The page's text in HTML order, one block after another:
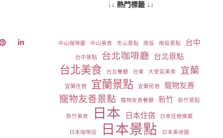
↓↓ 熱門標籤 ↓↓
中山咖啡廳 中山美食 冬山景點 南投 南投景點 台中
台中景點 台北咖啡廳 台北景點
台北美食 台北餐廳 台東 大安區美食 宜蘭
宜蘭住宿 宜蘭景點 宜蘭民宿 寵物友善
寵物友善景點 寵物友善餐廳 新竹 新竹景點
新竹美食 日本 日本住宿 日本住宿推薦
日本咖啡店 日本景點 日本美術館